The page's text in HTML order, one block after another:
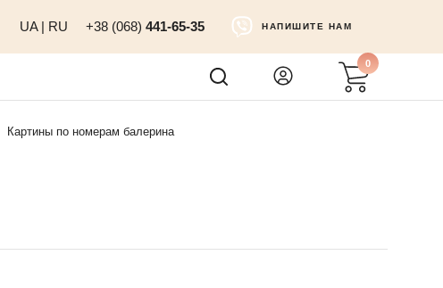
UA| RU +38 (068) 441-65-35 НАПИШИТЕ НАМ
0
Картины по номерам балерина